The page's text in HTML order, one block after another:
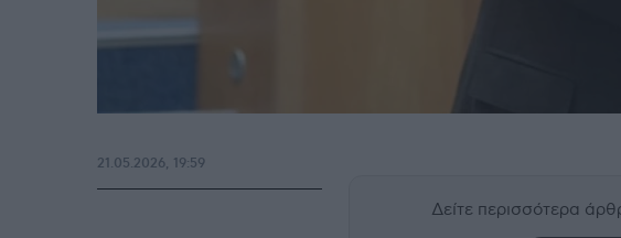
Δείτε περισσότερα
21.05.2026, 19:59